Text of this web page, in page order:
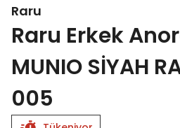
Raru
Raru Erkek
MUNIO SİYAH
005